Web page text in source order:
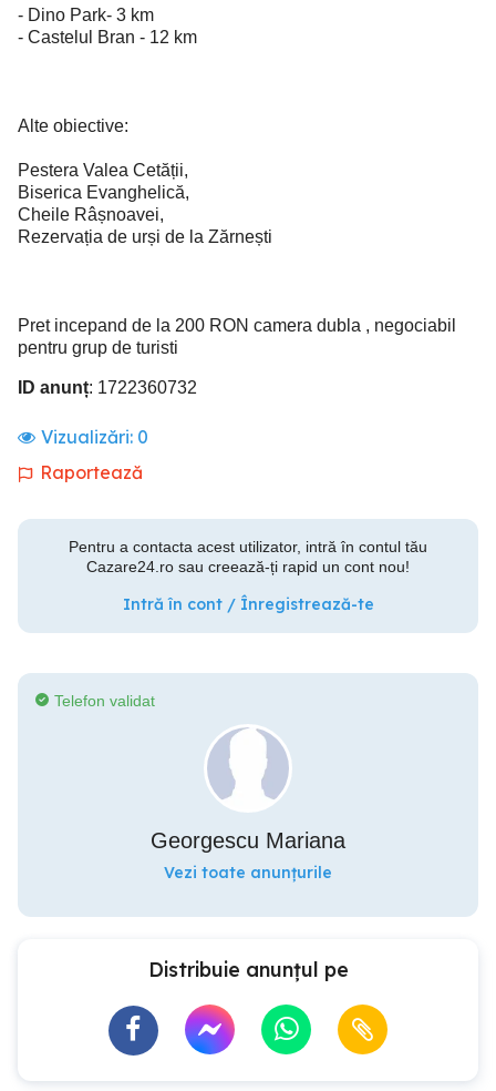
- Dino Park- 3 km
- Castelul Bran - 12 km
Alte obiective:
Pestera Valea Cetății,
Biserica Evanghelică,
Cheile Râșnoavei,
Rezervația de urși de la Zărnești
Pret incepand de la 200 RON camera dubla , negociabil
pentru grup de turisti
ID anunț: 1722360732
Vizualizări: 0
Raportează
Pentru a contacta acest utilizator, intră în contul tău
Cazare24.ro sau creează-ți rapid un cont nou!
Intră în cont / Înregistrează-te
Telefon validat
Georgescu Mariana
Vezi toate anunțurile
Distribuie anunțul pe